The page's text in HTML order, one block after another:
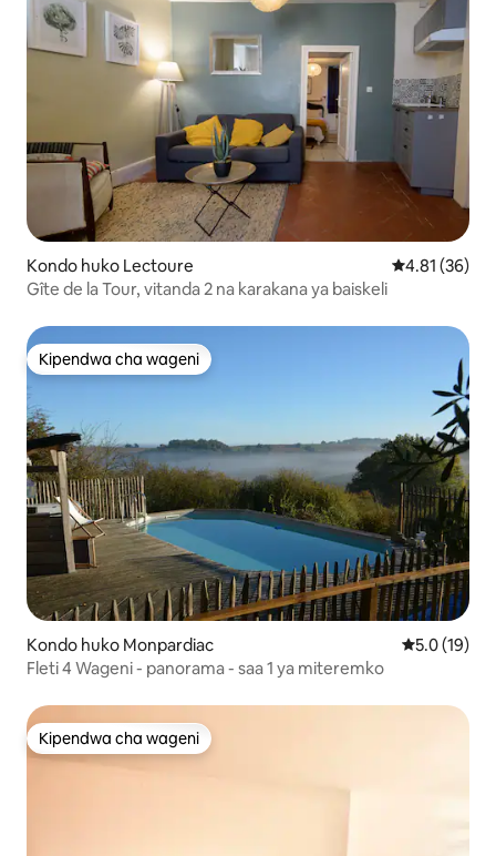
Kondo huko Lectoure Ukadiriaji wa
4.81 (36)
Gîte de la Tour, vitanda 2 na karakana ya baiskeli
Kipendwa cha wageni
Kipendwa cha wageni
Kondo huko Monpardiac Ukadiriaji
5.0 (19)
Fleti 4 Wageni - panorama - saa 1 ya miteremko
Kipendwa cha wageni
Kipendwa cha wageni